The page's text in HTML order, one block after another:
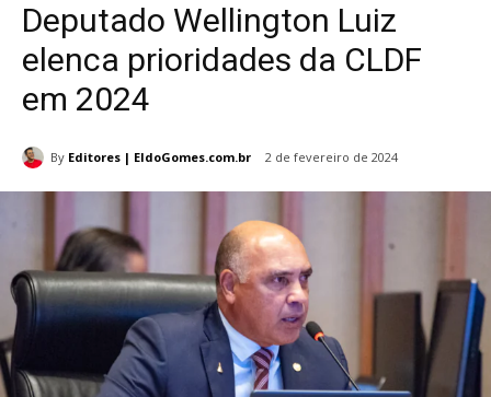
Deputado Wellington Luiz
elenca prioridades da CLDF
em 2024
By Editores | EldoGomes.com.br 2 de fevereiro de 2024